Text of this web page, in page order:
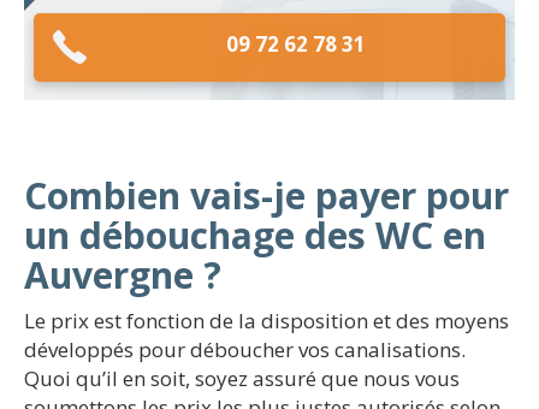
09 72 62 78 31
Combien vais-je payer pour
un débouchage des WC en
Auvergne ?
Le prix est fonction de la disposition et des moyens
développés pour déboucher vos canalisations.
Quoi qu’il en soit, soyez assuré que nous vous